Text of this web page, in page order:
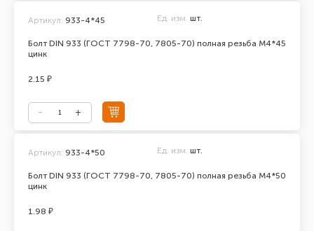
Болт DIN 933 (ГОСТ 7798-70, 7805-70) полная резьба М4*45
цинк
Артикул: 933-4*45 Ед. изм. шт.
2.15 ₽
Болт DIN 933 (ГОСТ 7798-70, 7805-70) полная резьба М4*50
цинк
Артикул: 933-4*50 Ед. изм. шт.
1.98 ₽